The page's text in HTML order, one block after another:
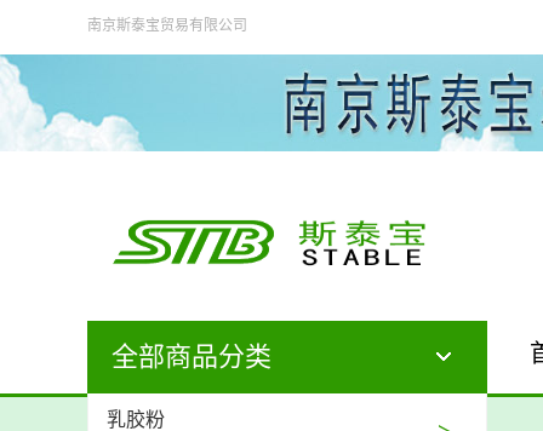
全部商品分类
乳胶粉
南京斯泰宝贸易有限公司